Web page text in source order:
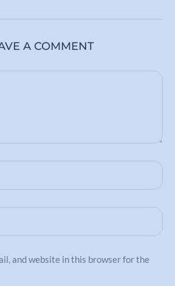
A COMMENT
and website in this browser for the